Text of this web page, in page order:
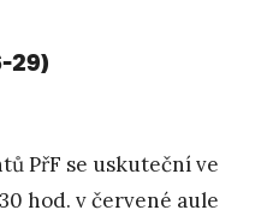
29)
PřF se uskuteční ve
hod. v červené aule